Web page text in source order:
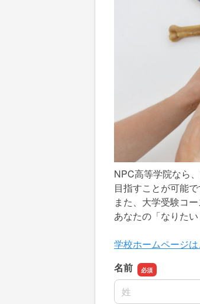
NPC高等学院なら
目指すことが可能で
また、大学受験コ
あなたの「なりた
学校ホームページ
名前
名前の姓